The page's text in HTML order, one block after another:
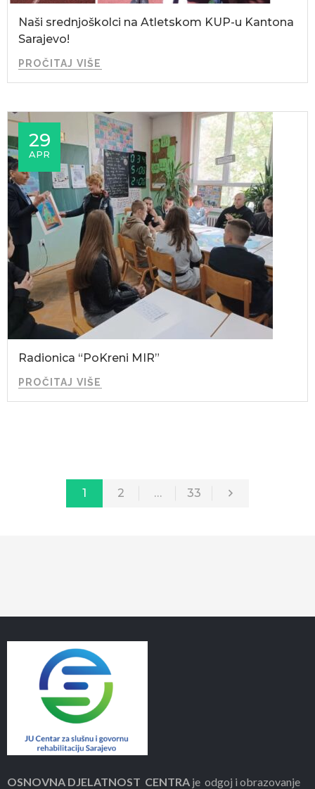
Naši srednjoškolci na Atletskom KUP-u Kantona
Sarajevo!
PROČITAJ VIŠE
29
APR
Radionica “PoKreni MIR”
PROČITAJ VIŠE
1 2 … 33
OSNOVNA DJELATNOST CENTRA je odgoj i obrazovanje